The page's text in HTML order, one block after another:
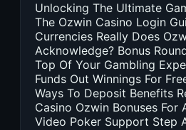
Unlocking The Ultimate
The Ozwin Casino Login
Currencies Really Does
Acknowledge? Bonus
Top Of Your Gambling
Funds Out Winnings For
Ways To Deposit Benefits
Casino Ozwin Bonuses For
Video Poker Support Step